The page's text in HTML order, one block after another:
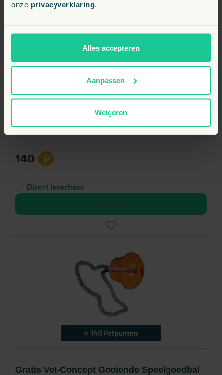
onze privacyverklaring.
Alles accepteren
Aanpassen
Weigeren
Gratis Vet-Concept Frisbee Hond
140 P
Direct leverbaar
Bestel nu
Gratis Vet-Concept Gooiende Speelgoedbal